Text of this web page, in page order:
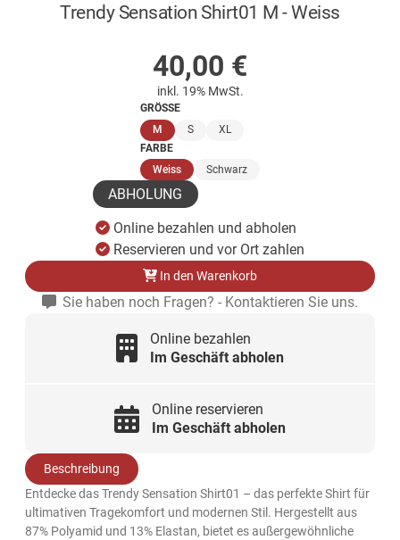
Trendy Sensation Shirt01 M - Weiss
40,00 €
inkl. 19% MwSt.
GRÖSSE
M(ausgewählt)
S
XL
FARBE
Weiss(ausgewählt)
Schwarz
ABHOLUNG
Online bezahlen und abholen
Reservieren und vor Ort zahlen
In den Warenkorb
Sie haben noch Fragen? - Kontaktieren Sie uns.
Online bezahlen
Im Geschäft abholen
Online reservieren
Im Geschäft abholen
Beschreibung
Entdecke das Trendy Sensation Shirt01 – das perfekte Shirt für
ultimativen Tragekomfort und modernen Stil. Hergestellt aus
87% Polyamid und 13% Elastan, bietet es außergewöhnliche